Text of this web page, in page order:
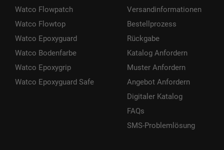
Watco Flowpatch
Watco Flowtop
Watco Epoxyguard
Watco Bodenfarbe
Watco Epoxygrip
Watco Epoxyguard Safe
Versandinformationen
Bestellprozess
Rückgabe
Katalog Anfordern
Muster Anfordern
Angebot Anfordern
Digitaler Katalog
FAQs
SMS-Problemlösung